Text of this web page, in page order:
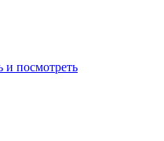
и посмотреть